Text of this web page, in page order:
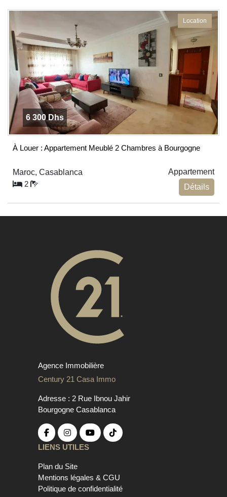
Location
6 300 Dhs
À Louer : Appartement Meublé 2 Chambres à Bourgogne
Maroc, Casablanca
Appartement
2
Détails
Agence Immobilière
Century 21 Casa Immo
Adresse : 2 Rue Ibnou Jahir
Bourgogne Casablanca
LIENS UTILES
Plan du Site
Mentions légales & CGU
Politique de confidentialité